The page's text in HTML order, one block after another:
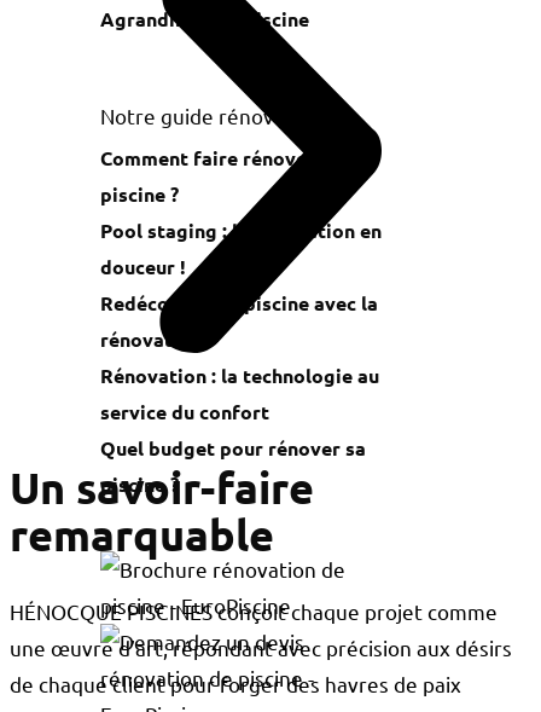
Agrandir votre piscine
Notre guide rénovation
Comment faire rénover sa
piscine ?
Pool staging : la rénovation en
douceur !
Redécouvrir sa piscine avec la
rénovation
Rénovation : la technologie au
service du confort
Quel budget pour rénover sa
piscine ?
Un savoir-faire
remarquable
HÉNOCQUE PISCINES conçoit chaque projet comme
une œuvre d’art, répondant avec précision aux désirs
de chaque client pour forger des havres de paix